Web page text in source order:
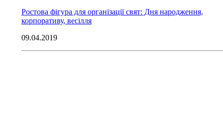
Ростова фігура для організації свят: Дня народження,
корпоративу, весілля
09.04.2019